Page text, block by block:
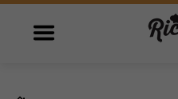
Open main menu